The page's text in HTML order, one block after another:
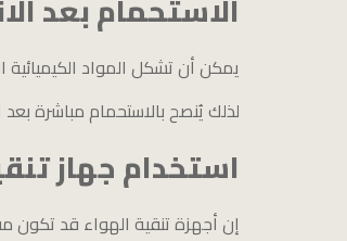
يمكن أن تشكل المواد
لذلك يُنصح بالاستحمام مباشرة بعد
استخدام جهاز
إن أجهزة تنقية الهواء قد تكون